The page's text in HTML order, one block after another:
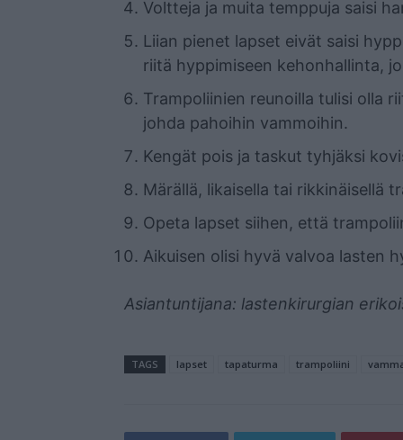
Voltteja ja muita temppuja saisi
Liian pienet lapset eivät saisi
riitä hyppimiseen kehonhallinta,
Trampoliinien reunoilla tulisi olla
johda pahoihin vammoihin.
Kengät pois ja taskut tyhjäksi
Märällä, likaisella tai rikkinäisellä
Opeta lapset siihen, että
Aikuisen olisi hyvä valvoa lasten
Asiantuntijana: lastenkirurgian
TAGS lapset tapaturma trampoliini